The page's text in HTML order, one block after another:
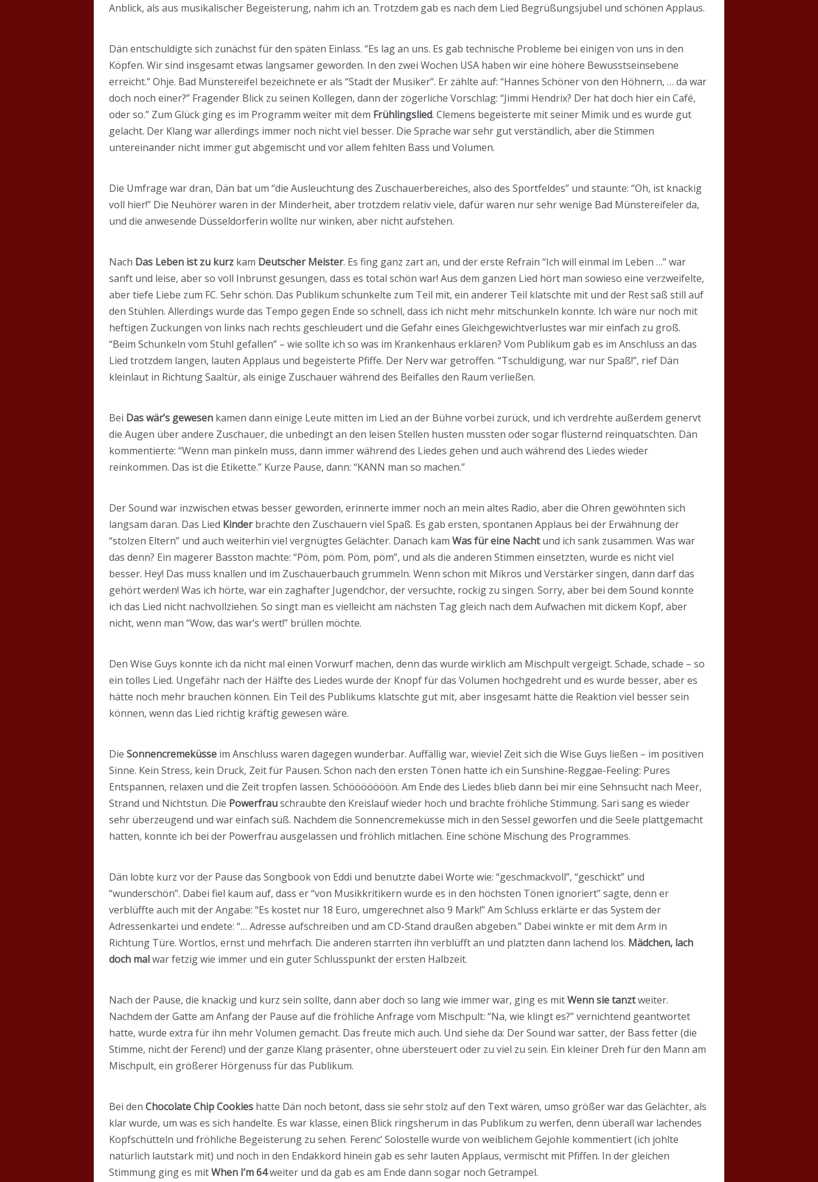
Anblick, als aus musikalischer Begeisterung, nahm ich an. Trotzdem gab es nach dem Lied Begrüßungsjubel und schönen Applaus.
Dän entschuldigte sich zunächst für den späten Einlass. “Es lag an uns. Es gab technische Probleme bei einigen von uns in den
Köpfen. Wir sind insgesamt etwas langsamer geworden. In den zwei Wochen USA haben wir eine höhere Bewusstseinsebene
erreicht.” Ohje. Bad Münstereifel bezeichnete er als “Stadt der Musiker”. Er zählte auf: “Hannes Schöner von den Höhnern, … da war
doch noch einer?” Fragender Blick zu seinen Kollegen, dann der zögerliche Vorschlag: “Jimmi Hendrix? Der hat doch hier ein Café,
oder so.” Zum Glück ging es im Programm weiter mit dem Frühlingslied. Clemens begeisterte mit seiner Mimik und es wurde gut
gelacht. Der Klang war allerdings immer noch nicht viel besser. Die Sprache war sehr gut verständlich, aber die Stimmen
untereinander nicht immer gut abgemischt und vor allem fehlten Bass und Volumen.
Die Umfrage war dran, Dän bat um “die Ausleuchtung des Zuschauerbereiches, also des Sportfeldes” und staunte: “Oh, ist knackig
voll hier!” Die Neuhörer waren in der Minderheit, aber trotzdem relativ viele, dafür waren nur sehr wenige Bad Münstereifeler da,
und die anwesende Düsseldorferin wollte nur winken, aber nicht aufstehen.
Nach Das Leben ist zu kurz kam Deutscher Meister. Es fing ganz zart an, und der erste Refrain “Ich will einmal im Leben …” war
sanft und leise, aber so voll Inbrunst gesungen, dass es total schön war! Aus dem ganzen Lied hört man sowieso eine verzweifelte,
aber tiefe Liebe zum FC. Sehr schön. Das Publikum schunkelte zum Teil mit, ein anderer Teil klatschte mit und der Rest saß still auf
den Stühlen. Allerdings wurde das Tempo gegen Ende so schnell, dass ich nicht mehr mitschunkeln konnte. Ich wäre nur noch mit
heftigen Zuckungen von links nach rechts geschleudert und die Gefahr eines Gleichgewichtverlustes war mir einfach zu groß.
“Beim Schunkeln vom Stuhl gefallen” – wie sollte ich so was im Krankenhaus erklären? Vom Publikum gab es im Anschluss an das
Lied trotzdem langen, lauten Applaus und begeisterte Pfiffe. Der Nerv war getroffen. “Tschuldigung, war nur Spaß!”, rief Dän
kleinlaut in Richtung Saaltür, als einige Zuschauer während des Beifalles den Raum verließen.
Bei Das wär’s gewesen kamen dann einige Leute mitten im Lied an der Bühne vorbei zurück, und ich verdrehte außerdem genervt
die Augen über andere Zuschauer, die unbedingt an den leisen Stellen husten mussten oder sogar flüsternd reinquatschten. Dän
kommentierte: “Wenn man pinkeln muss, dann immer während des Liedes gehen und auch während des Liedes wieder
reinkommen. Das ist die Etikette.” Kurze Pause, dann: “KANN man so machen.”
Der Sound war inzwischen etwas besser geworden, erinnerte immer noch an mein altes Radio, aber die Ohren gewöhnten sich
langsam daran. Das Lied Kinderbrachte den Zuschauern viel Spaß. Es gab ersten, spontanen Applaus bei der Erwähnung der
“stolzen Eltern” und auch weiterhin viel vergnügtes Gelächter. Danach kamWas für eine Nachtund ich sank zusammen. Was war
das denn? Ein magerer Basston machte: “Pöm, pöm. Pöm, pöm”, und als die anderen Stimmen einsetzten, wurde es nicht viel
besser. Hey! Das muss knallen und im Zuschauerbauch grummeln. Wenn schon mit Mikros und Verstärker singen, dann darf das
gehört werden! Was ich hörte, war ein zaghafter Jugendchor, der versuchte, rockig zu singen. Sorry, aber bei dem Sound konnte
ich das Lied nicht nachvollziehen. So singt man es vielleicht am nächsten Tag gleich nach dem Aufwachen mit dickem Kopf, aber
nicht, wenn man “Wow, das war’s wert!” brüllen möchte.
Den Wise Guys konnte ich da nicht mal einen Vorwurf machen, denn das wurde wirklich am Mischpult vergeigt. Schade, schade – so
ein tolles Lied. Ungefähr nach der Hälfte des Liedes wurde der Knopf für das Volumen hochgedreht und es wurde besser, aber es
hätte noch mehr brauchen können. Ein Teil des Publikums klatschte gut mit, aber insgesamt hätte die Reaktion viel besser sein
können, wenn das Lied richtig kräftig gewesen wäre.
DieSonnencremeküsse im Anschluss waren dagegen wunderbar. Auffällig war, wieviel Zeit sich die Wise Guys ließen – im positiven
Sinne. Kein Stress, kein Druck, Zeit für Pausen. Schon nach den ersten Tönen hatte ich ein Sunshine-Reggae-Feeling: Pures
Entspannen, relaxen und die Zeit tropfen lassen. Schööööööön. Am Ende des Liedes blieb dann bei mir eine Sehnsucht nach Meer,
Strand und Nichtstun. Die Powerfrauschraubte den Kreislauf wieder hoch und brachte fröhliche Stimmung. Sari sang es wieder
sehr überzeugend und war einfach süß. Nachdem die Sonnencremeküsse mich in den Sessel geworfen und die Seele plattgemacht
hatten, konnte ich bei der Powerfrau ausgelassen und fröhlich mitlachen. Eine schöne Mischung des Programmes.
Dän lobte kurz vor der Pause das Songbook von Eddi und benutzte dabei Worte wie: “geschmackvoll”, “geschickt” und
“wunderschön”. Dabei fiel kaum auf, dass er “von Musikkritikern wurde es in den höchsten Tönen ignoriert” sagte, denn er
verblüffte auch mit der Angabe: “Es kostet nur 18 Euro, umgerechnet also 9 Mark!” Am Schluss erklärte er das System der
Adressenkartei und endete: “… Adresse aufschreiben und am CD-Stand draußen abgeben.” Dabei winkte er mit dem Arm in
Richtung Türe. Wortlos, ernst und mehrfach. Die anderen starrten ihn verblüfft an und platzten dann lachend los. Mädchen, lach
doch malwar fetzig wie immer und ein guter Schlusspunkt der ersten Halbzeit.
Nach der Pause, die knackig und kurz sein sollte, dann aber doch so lang wie immer war, ging es mitWenn sie tanztweiter.
Nachdem der Gatte am Anfang der Pause auf die fröhliche Anfrage vom Mischpult: “Na, wie klingt es?” vernichtend geantwortet
hatte, wurde extra für ihn mehr Volumen gemacht. Das freute mich auch. Und siehe da: Der Sound war satter, der Bass fetter (die
Stimme, nicht der Ferenc!) und der ganze Klang präsenter, ohne übersteuert oder zu viel zu sein. Ein kleiner Dreh für den Mann am
Mischpult, ein größerer Hörgenuss für das Publikum.
Bei denChocolate Chip Cookies hatte Dän noch betont, dass sie sehr stolz auf den Text wären, umso größer war das Gelächter, als
klar wurde, um was es sich handelte. Es war klasse, einen Blick ringsherum in das Publikum zu werfen, denn überall war lachendes
Kopfschütteln und fröhliche Begeisterung zu sehen. Ferenc’ Solostelle wurde von weiblichem Gejohle kommentiert (ich johlte
natürlich lautstark mit) und noch in den Endakkord hinein gab es sehr lauten Applaus, vermischt mit Pfiffen. In der gleichen
Stimmung ging es mitWhen I’m 64weiter und da gab es am Ende dann sogar noch Getrampel.